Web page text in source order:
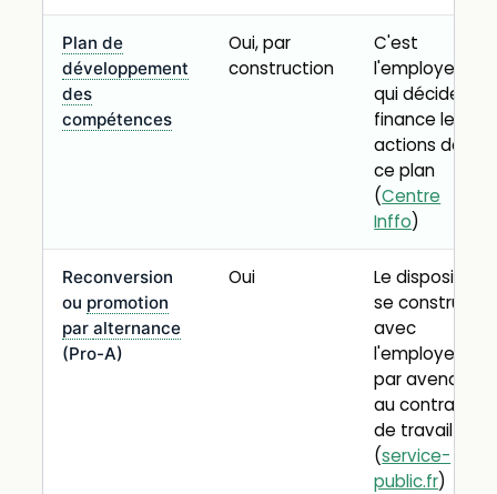
Plan de
développement
des
compétences
Oui, par
construction
C'est
l'employeur
qui décide et
finance les
actions de
ce plan
(Centre
Inffo)
Reconversion
ou promotion
paralternance
(Pro-A)
Oui
Le dispositif
se construit
avec
l'employeur,
par avenant
au contrat
de travail
(service-
public.fr)